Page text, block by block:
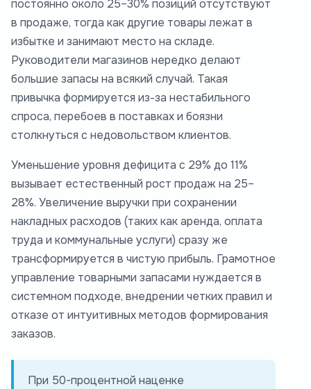
постоянно около 25–30% позиций отсутствуют
в продаже, тогда как другие товары лежат в
избытке и занимают место на складе.
Руководители магазинов нередко делают
большие запасы на всякий случай. Такая
привычка формируется из-за нестабильного
спроса, перебоев в поставках и боязни
столкнуться с недовольством клиентов.
Уменьшение уровня дефицита с 29% до 11%
вызывает естественный рост продаж на 25–
28%. Увеличение выручки при сохранении
накладных расходов (таких как аренда, оплата
труда и коммунальные услуги) сразу же
трансформируется в чистую прибыль. Грамотное
управление товарными запасами нуждается в
системном подходе, внедрении четких правил и
отказе от интуитивных методов формирования
заказов.
При 50-процентной наценке